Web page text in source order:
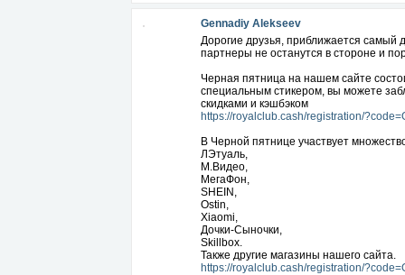
Gennadiy Alekseev
Дорогие друзья, приближается самый
партнеры не останутся в стороне и
Черная пятница на нашем сайте
специальным стикером, вы можете
скидками и кэшбэком
https://royalclub.cash/registration/
В Черной пятнице участвует
ЛЭтуаль,
М.Видео,
МегаФон,
SHEIN,
Ostin,
Xiaomi,
Дочки-Сыночки,
Skillbox.
Также другие магазины нашего сайта.
https://royalclub.cash/registration/